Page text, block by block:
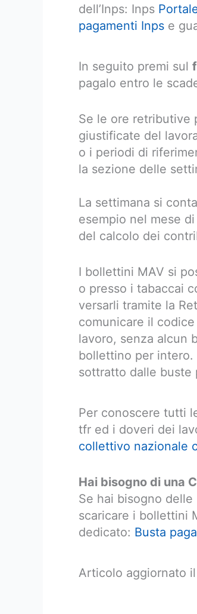
dell’Inps: Inps
pagamenti Inps e
In seguito premi sul
pagalo entro le
Se le ore retributive
giustificate del
o i periodi di
la sezione delle
La settimana si
esempio nel mese
del calcolo dei
I bollettini MAV si
o presso i tabaccai
versarli tramite la
comunicare il
lavoro, senza alcun
bollettino per
sottratto dalle buste
Per conoscere tutti
tfr ed i doveri dei
collettivo nazionale
Hai bisogno di una
Se hai bisogno
scaricare i bollettini
dedicato: Busta
Articolo aggiornato